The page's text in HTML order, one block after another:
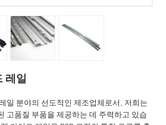
레일
일 분야의 선도적인 제조업체로서, 저희는
고품질 부품을 제공하는 데 주력하고 있습